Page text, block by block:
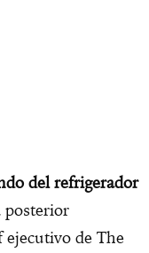
del refrigerador
posterior
ejecutivo de The